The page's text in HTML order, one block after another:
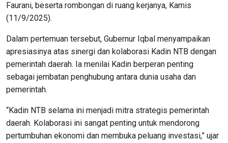
Faurani, beserta rombongan di ruang kerjanya, Kamis
(11/9/2025).
Dalam pertemuan tersebut, Gubernur Iqbal menyampaikan
apresiasinya atas sinergi dan kolaborasi Kadin NTB dengan
pemerintah daerah. Ia menilai Kadin berperan penting
sebagai jembatan penghubung antara dunia usaha dan
pemerintah.
“Kadin NTB selama ini menjadi mitra strategis pemerintah
daerah. Kolaborasi ini sangat penting untuk mendorong
pertumbuhan ekonomi dan membuka peluang investasi,” ujar